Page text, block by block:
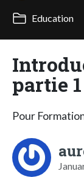
Education
partie 1
Pour